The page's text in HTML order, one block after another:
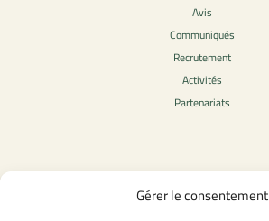
Gérer le consentement
Avis
Communiqués
Recrutement
Activités
Partenariats
Contenu légale